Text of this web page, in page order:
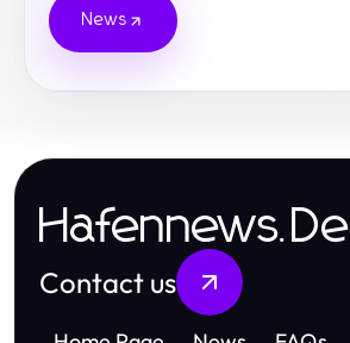
News
Hafennews.De
Contact us